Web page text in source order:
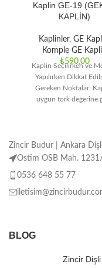
Kaplin GE-19
KAPLİN)
Kaplinler, GE
Komple GE
₺590,00
Kaplin Seçilirken ve
Yapılırken Dikkat
Gereken Noktalar:
uygun tork değerine
Zincir Budur | Ankara
Ostim OSB Mah.
0536 648 55 77
BLOG
Zincir Dişli